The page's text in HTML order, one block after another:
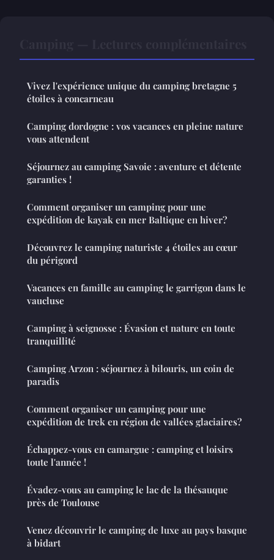
Vivez l'expérience unique du camping bretagne 5
étoiles à concarneau
Camping dordogne : vos vacances en pleine nature
vous attendent
Séjournez au camping Savoie : aventure et détente
garanties !
Comment organiser un camping pour une
expédition de kayak en mer Baltique en hiver?
Découvrez le camping naturiste 4 étoiles au cœur
du périgord
Vacances en famille au camping le garrigon dans le
vaucluse
Camping à seignosse : Évasion et nature en toute
tranquillité
Camping Arzon : séjournez à bilouris, un coin de
paradis
Comment organiser un camping pour une
expédition de trek en région de vallées glaciaires?
Échappez-vous en camargue : camping et loisirs
toute l'année !
Évadez-vous au camping le lac de la thésauque
près de Toulouse
Venez découvrir le camping de luxe au pays basque
à bidart